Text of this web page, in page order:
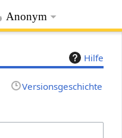
Anonym
Hilfe
Versionsgeschichte